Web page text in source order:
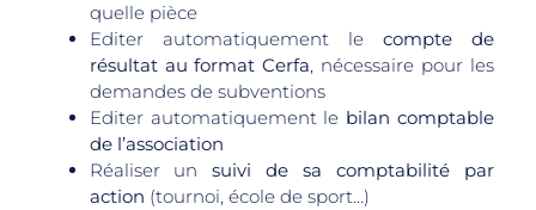
quelle pièce
Editer automatiquement le compte de
résultat au format Cerfa, nécessaire pour les
demandes de subventions
Editer automatiquement le bilan comptable
de l’association
Réaliser un suivi de sa comptabilité par
action (tournoi, école de sport…)